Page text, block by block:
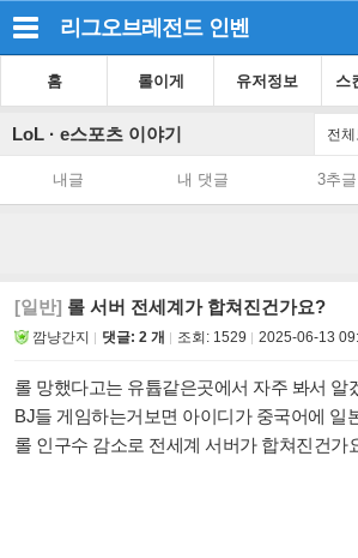
리그오브레전드 인벤
홈 롤이게 유저정보 스
LoL · e스포츠 이야기 전
내글 내 댓글 3추글
[일반] 롤 서버 전세계가 합쳐진건가요?
깜냥간지 댓글: 2 개 조회: 1529 2025-06-13
롤 망했다고는 유튭같은곳에서 자주 봐서 알
BJ들 게임하는거보면 아이디가 중국어에 일
롤 인구수 감소로 전세계 서버가 합쳐진건가